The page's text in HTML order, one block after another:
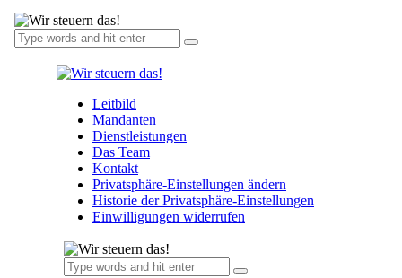
Leitbild
Mandanten
Dienstleistungen
Das Team
Kontakt
Privatsphäre-Einstellungen ändern
Historie der Privatsphäre-Einstellungen
Einwilligungen widerrufen